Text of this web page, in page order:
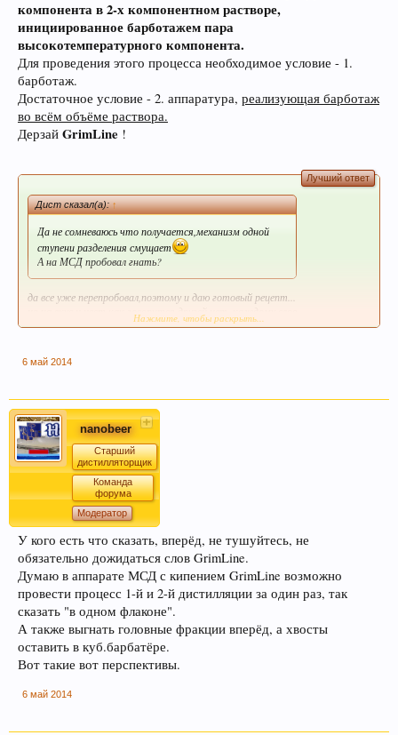
В случае, если Вы не знаете в какую тему
форума обратится с конкретным вопросом -
будут предложены подходящие разделы, в
которых Вы сможете задать свой вопрос, либо
найти ответ на него, если такой вопрос уже
поднимался на обсуждение.
информации на форуме (оставленной другими
принимать советы, как четкую инструкцию, т.к.
описывается чей-то личный опыт, и зачастую
эти пивовары в дальнейшем осознав
неверность таких методов делают все по
другом. Так что принимайте это просто, как
информацию, как повествование о чужом
опыте, и в случае необходимости
переспрашивайте!
Уважаемы пивовары и модераторы форума!
При создании темы, убедительная просьба
добавлять Ключевые слова. Данная функция
позволяет новичкам форума быстро находить
нужную информацию по Облаку тэгов справа.
Просьба к модераторам форума, так же помочь
и по возможности прописать в существующих
компонента в 2-х компонентном растворе,
инициированное барботажем пара
высокотемпературного компонента.
Для проведения этого процесса необходимое условие - 1.
барботаж.
Достаточное условие - 2. аппаратура, реализующая барботаж
во всём объёме раствора.
Дерзай GrimLine !
Лучший ответ
Дист сказал(а):↑
Да не сомневаюсь что получается,механизм одной
ступени разделения смущает
А на МСД пробовал гнать?
да все уже перепробовал,поэтому и даю готовый рецепт...
-наезднику стремя, охотнику ружье
Нажмите, чтобы раскрыть...
6 май 2014
nanobeer
Старший
дистилляторщик
Команда
форума
Модератор
У кого есть что сказать, вперёд, не тушуйтесь, не
обязательно дожидаться слов GrimLine.
Думаю в аппарате МСД с кипением GrimLine возможно
провести процесс 1-й и 2-й дистилляции за один раз, так
сказать "в одном флаконе".
А также выгнать головные фракции вперёд, а хвосты
оставить в куб.барбатёре.
Вот такие вот перспективы.
6 май 2014